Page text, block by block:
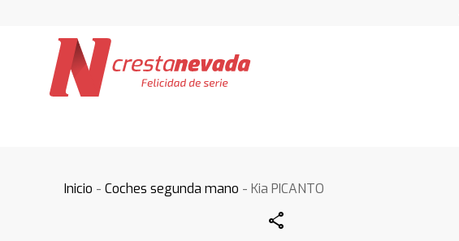
Inicio -Coches segunda mano - Kia PICANTO
Share